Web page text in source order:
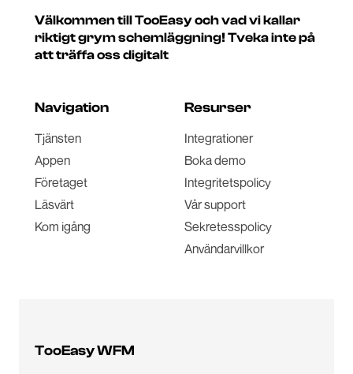
Välkommen till TooEasy och vad vi kallar
riktigt grym schemläggning! Tveka inte på
att träffa oss digitalt
Navigation
Tjänsten
Appen
Företaget
Läsvärt
Kom igång
Resurser
Integrationer
Boka demo
Integritetspolicy
Vår support
Sekretesspolicy
Användarvillkor
TooEasy WFM